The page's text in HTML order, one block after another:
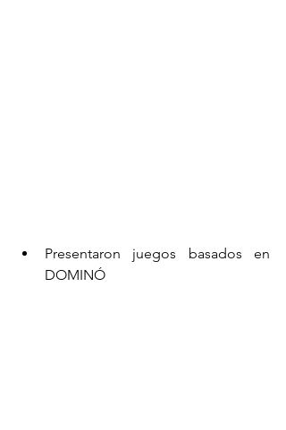
Presentaron juegos basados en
DOMINÓ